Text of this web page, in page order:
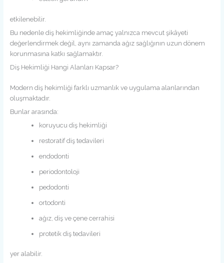
etkilenebilir.
Bu nedenle diş hekimliğinde amaç yalnızca mevcut şikâyeti
değerlendirmek değil, aynı zamanda ağız sağlığının uzun dönem
korunmasına katkı sağlamaktır.
Diş Hekimliği Hangi Alanları Kapsar?
Modern diş hekimliği farklı uzmanlık ve uygulama alanlarından
oluşmaktadır.
Bunlar arasında:
koruyucu diş hekimliği
restoratif diş tedavileri
endodonti
periodontoloji
pedodonti
ortodonti
ağız, diş ve çene cerrahisi
protetik diş tedavileri
yer alabilir.